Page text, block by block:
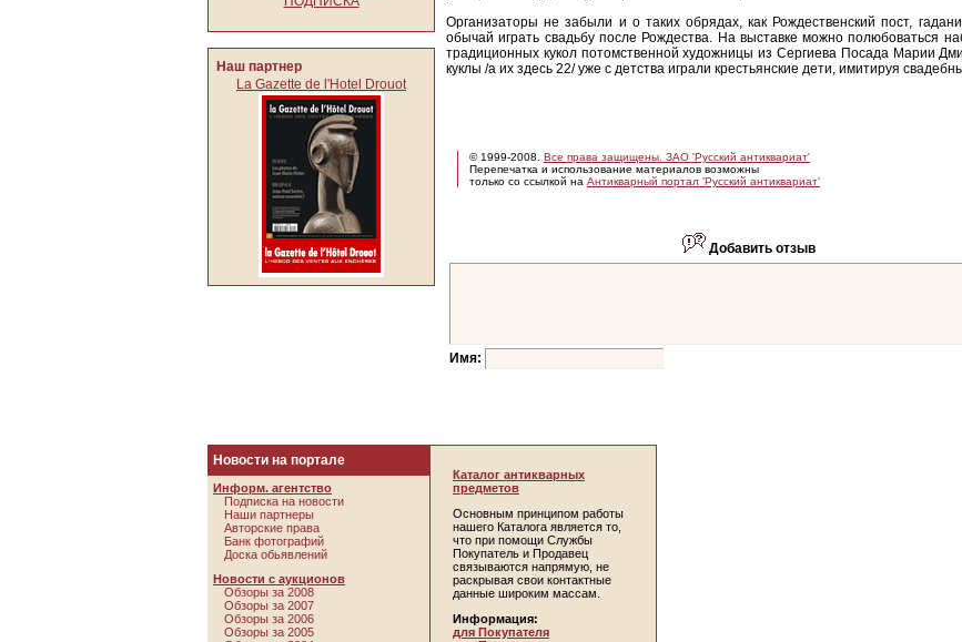
Наш партнер
La Gazette de l'Hotel Drouot
Организаторы не забыли и о таких обрядах, как Рождественский пост,
обычай играть свадьбу после Рождества. На выставке можно полюбоваться
традиционных кукол потомственной художницы из Сергиева Посада Марии
куклы /а их здесь 22/ уже с детства играли крестьянские дети, имитируя
© 1999-2008. Все права защищены. ЗАО 'Русский антиквариат'
Перепечатка и использование материалов возможны
только со ссылкой на Антикварный портал 'Русский антиквариат'
Добавить отзыв
Имя:
Новости на портале
Информ. агентство
Подписка на новости
Наши партнеры
Авторские права
Банк фотографий
Доска обьявлений
Новости с аукционов
Обзоры за 2008
Обзоры за 2007
Обзоры за 2006
Обзоры за 2005
Каталог антикварных
предметов
Основным принципом работы
нашего Каталога является то,
что при помощи Службы
Покупатель и Продавец
связываются напрямую, не
раскрывая свои контактные
данные широким массам.
Информация:
для Покупателя